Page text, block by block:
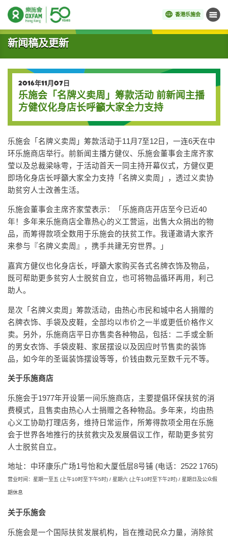
香港乐施会 菜单
开始主要内容
新闻稿及更新
2016年11月07日
乐施会「名牌义卖周」筹款活动 前新闻主播
方健仪化身店长呼籲大家全力支持
乐施会「名牌义卖周」筹款活动于11月7至12日，一连6天在中
环乐施商店举行。前新闻主播方健仪、乐施会董事会主席齐家
莹以及总裁梁咏雩，于活动首天一同主持开幕仪式，方健仪更
即场化身店长呼籲大家全力支持「名牌义卖周」，透过义卖协
助贫穷人士改善生活。
乐施会董事会主席齐家莹表示：「乐施商店开店至今已近40
年！多年来乐施商店全靠热心的义工营运，出售大众捐出的物
品，而筹得款项全数用于乐施会的扶贫工作。我谨邀请大家齐
来参与『名牌义卖周』，携手共建无穷世界。」
嘉宾方健仪也化身店长，呼籲大家购买各式名牌衣饰及物品，
既可帮助更多贫穷人士脱贫自立，也可将物品循环再用，利己
助人。
是次「名牌义卖周」筹款活动，由热心市民和城中名人捐赠的
名牌衣饰、手袋及皮鞋，全部均以市价之一半或更低价格作义
卖。另外，乐施商店平日亦售卖各种物品，包括：二手或全新
的男女衣饰、手袋皮鞋、家居摆设以及因应时节售卖的装饰
品，如今年的圣诞装饰摆设等等，价钱由数元至数千元不等。
关于乐施商店
乐施会于1977年开设第一间乐施商店，主要提倡环保扶贫的消
费模式，且售卖由热心人士捐赠之各种物品。多年来，均由热
心义工协助打理店务，维持日常运作，所筹得款项全用在乐施
会于世界各地推行的扶贫救灾及发展倡议工作，帮助更多贫穷
人士脱贫自立。
地址：中环康乐广场1号怡和大厦低层8号铺 (电话：2522 1765)
营业时间：星期一至五 (上午10时至下午5时) / 星期六 (上午10时至下午2时) / 星期日及公众假
期休息
关于乐施会
乐施会是一个国际扶贫发展机构，旨在推动民众力量，消除贫